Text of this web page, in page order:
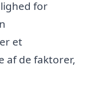
for
et
af de faktorer,